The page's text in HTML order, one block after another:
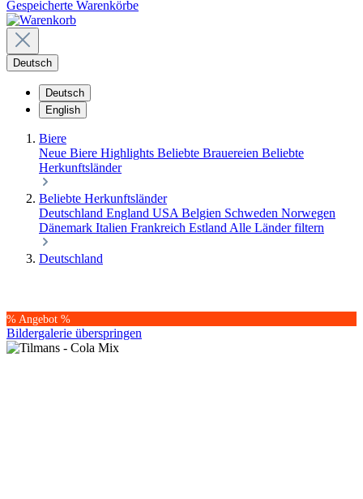
Gespeicherte Warenkörbe
Deutsch
Deutsch
English
Biere
Neue Biere Highlights Beliebte Brauereien Beliebte
Herkunftsländer
Beliebte Herkunftsländer
Deutschland England USA Belgien Schweden Norwegen
Dänemark Italien Frankreich Estland Alle Länder filtern
Deutschland
% Angebot %
Bildergalerie überspringen